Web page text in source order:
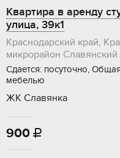
Квартира в аренду
улица, 39к1
Краснодарский край,
микрорайон Славянский
Сдается: посуточно,
мебелью
ЖК Славянка
900 